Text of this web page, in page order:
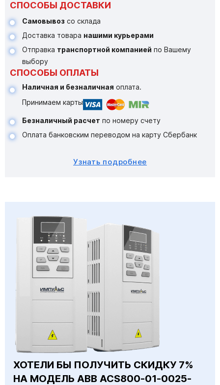
СПОСОБЫ ДОСТАВКИ
Самовывоз со склада
Доставка товара нашими курьерами
Отправка транспортной компанией по Вашему
выбору
СПОСОБЫ ОПЛАТЫ
Наличная и безналичная оплата.
Принимаем карты
Безналичный расчет по номеру счету
Оплата банковским переводом на карту Сбербанк
Узнать подробнее
ХОТЕЛИ БЫ ПОЛУЧИТЬ СКИДКУ 7%
НА МОДЕЛЬ ABB ACS800-01-0025-